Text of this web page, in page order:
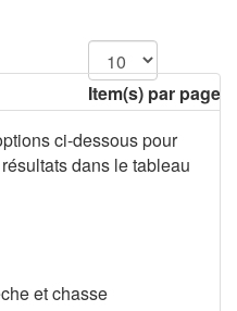
Item(s) par page
ci-dessous pour
dans le tableau
et chasse